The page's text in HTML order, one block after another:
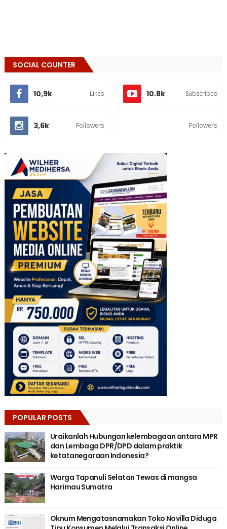
SOCIAL COUNTER
10,9k Likes 10.8k Subscribes
3,6k Followers Followers
POPULAR POSTS
Uraikanlah Hubungan kelembagaan antara MPR
dan Lembaga DPR/DPD dalam praktik
ketatanegaraan Indonesia?
Warga Tapanuli Selatan Tewas di mangsa
Harimau Sumatra
Oknum Mengatasnamakan Toko Novilla Diduga